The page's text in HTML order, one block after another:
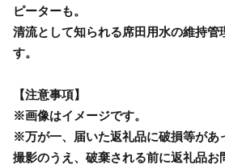
ピーターも。
清流として知られる席田用水の維持管
す。
【注意事項】
※画像はイメージです。
※万が一、届いた返礼品に破損等があ
撮影のうえ、破棄される前に返礼品お